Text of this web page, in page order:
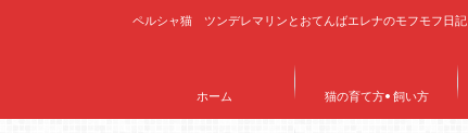
ペルシャ猫 ツンデレマリンとおてんばエレナのモフモフ日記
ホーム 猫の育て方• 飼い方